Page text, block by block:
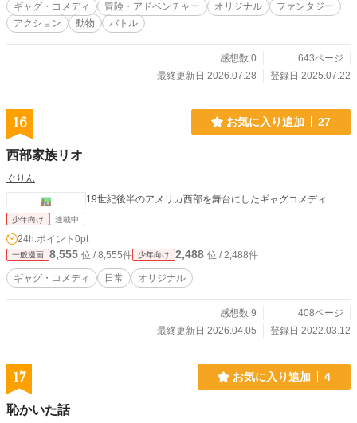
ギャグ・コメディ 冒険・アドベンチャー オリジナル
ファンタジー
アクション
動物 バトル
感想数 0
643ページ
最終更新日 2026.07.28
登録日 2025.07.22
16 お気に入り追加 27
西部家族リオ
ぐりん
19世紀後半のアメリカ西部を舞台にしたギャグコメディ
少年向け 連載中
24h.ポイント 0pt
一般漫画 8,555 位 / 8,555件 少年向け 2,488 位 / 2,488件
ギャグ・コメディ 日常 オリジナル
感想数 9
408ページ
最終更新日 2026.04.05
登録日 2022.03.12
17 お気に入り追加 4
恥かいた話